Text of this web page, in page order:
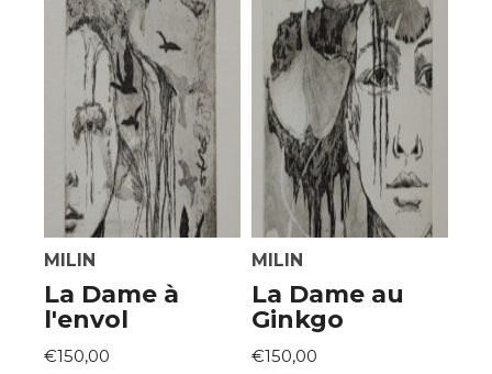
MILIN
La Dame à
l'envol
€150,00
MILIN
La Dame au
Ginkgo
€150,00